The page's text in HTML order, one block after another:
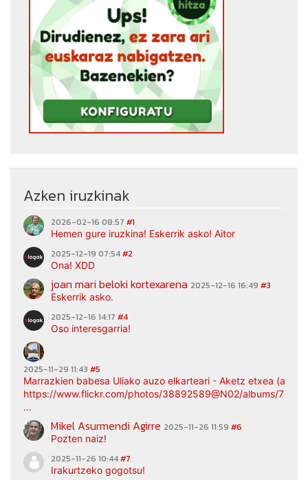
Azken iruzkinak
2026-02-16 08:57 #1
Hemen gure iruzkina! Eskerrik asko! Aitor
2025-12-19 07:54#2
Ona! XDD
joan mari beloki kortexarena 2025-12-16 16:49 #3
Eskerrik asko.
2025-12-16 14:17 #4
Oso interesgarria!
2025-11-29 11:43 #5
Marrazkien babesa Uliako auzo elkarteari - Aketz etxea
https://www.flickr.com/photos/38892589@N02/albums/
...
Mikel Asurmendi Agirre 2025-11-26 11:59 #6
Pozten naiz!
2025-11-26 10:44#7
Irakurtzeko gogotsu!